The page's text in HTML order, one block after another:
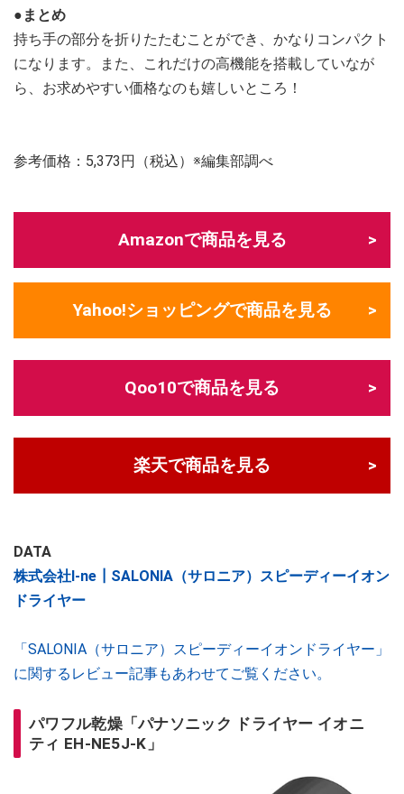
●まとめ
持ち手の部分を折りたたむことができ、かなりコンパクト
になります。また、これだけの高機能を搭載していなが
ら、お求めやすい価格なのも嬉しいところ！
参考価格：5,373円（税込）※編集部調べ
Amazonで商品を見る
Yahoo!ショッピングで商品を見る
Qoo10で商品を見る
楽天で商品を見る
DATA
株式会社I-ne┃SALONIA（サロニア）スピーディーイオン
ドライヤー
「SALONIA（サロニア）スピーディーイオンドライヤー」
に関するレビュー記事もあわせてご覧ください。
パワフル乾燥「パナソニック ドライヤー イオニ
ティ EH-NE5J-K」